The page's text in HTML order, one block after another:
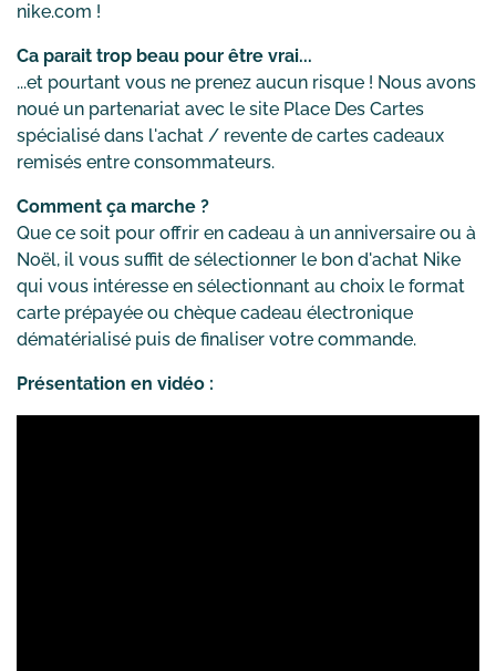
nike.com !
Ca parait trop beau pour être vrai...
...et pourtant vous ne prenez aucun risque ! Nous avons
noué un partenariat avec le site Place Des Cartes
spécialisé dans l'achat / revente de cartes cadeaux
remisés entre consommateurs.
Comment ça marche ?
Que ce soit pour offrir en cadeau à un anniversaire ou à
Noël, il vous suffit de sélectionner le bon d'achat Nike
qui vous intéresse en sélectionnant au choix le format
carte prépayée ou chèque cadeau électronique
dématérialisé puis de finaliser votre commande.
Présentation en vidéo :